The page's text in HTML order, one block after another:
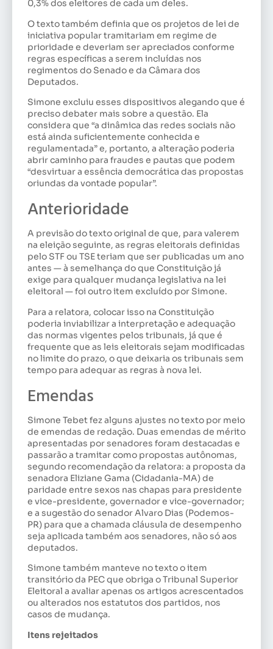
0,3% dos eleitores de cada um deles.
O texto também definia que os projetos de lei de
iniciativa popular tramitariam em regime de
prioridade e deveriam ser apreciados conforme
regras específicas a serem incluídas nos
regimentos do Senado e da Câmara dos
Deputados.
Simone excluiu esses dispositivos alegando que é
preciso debater mais sobre a questão. Ela
considera que “a dinâmica das redes sociais não
está ainda suficientemente conhecida e
regulamentada” e, portanto, a alteração poderia
abrir caminho para fraudes e pautas que podem
“desvirtuar a essência democrática das propostas
oriundas da vontade popular”.
Anterioridade
A previsão do texto original de que, para valerem
na eleição seguinte, as regras eleitorais definidas
pelo STF ou TSE teriam que ser publicadas um ano
antes — à semelhança do que Constituição já
exige para qualquer mudança legislativa na lei
eleitoral — foi outro item excluído por Simone.
Para a relatora, colocar isso na Constituição
poderia inviabilizar a interpretação e adequação
das normas vigentes pelos tribunais, já que é
frequente que as leis eleitorais sejam modificadas
no limite do prazo, o que deixaria os tribunais sem
tempo para adequar as regras à nova lei.
Emendas
Simone Tebet fez alguns ajustes no texto por meio
de emendas de redação. Duas emendas de mérito
apresentadas por senadores foram destacadas e
passarão a tramitar como propostas autônomas,
segundo recomendação da relatora: a proposta da
senadora Eliziane Gama (Cidadania-MA) de
paridade entre sexos nas chapas para presidente
e vice-presidente, governador e vice-governador;
e a sugestão do senador Alvaro Dias (Podemos-
PR) para que a chamada cláusula de desempenho
seja aplicada também aos senadores, não só aos
deputados.
Simone também manteve no texto o item
transitório da PEC que obriga o Tribunal Superior
Eleitoral a avaliar apenas os artigos acrescentados
ou alterados nos estatutos dos partidos, nos
casos de mudança.
Itens rejeitados